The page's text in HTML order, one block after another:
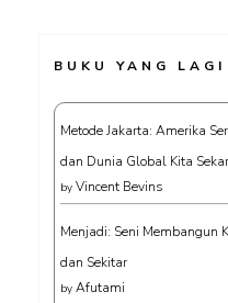
BUKU YANG
Metode Jakarta: Amerika
dan Dunia Global Kita
by Vincent Bevins
Menjadi: Seni Membangun
dan Sekitar
by Afutami